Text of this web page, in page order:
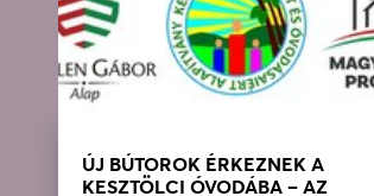
ÚJ BÚTOROK ÉRKEZNEK A
KESZTÖLCI ÓVODÁBA – AZ